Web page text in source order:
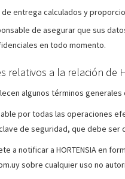
entrega calculados y
de asegurar que sus
en todo momento.
relativos a la relación de
algunos términos
por todas las operaciones
de seguridad, que debe ser
a notificar a HORTENSIA en
sobre cualquier uso no